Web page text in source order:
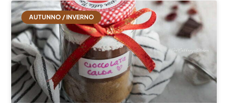
AUTUNNO / INVERNO